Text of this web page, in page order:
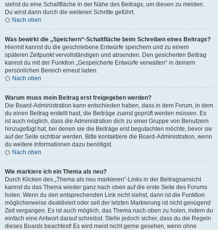
siehst du eine Schaltfläche in der Nähe des Beitrags, um diesen zu melden.
Du wirst dann durch die weiteren Schritte geführt.
Nach oben
Was bewirkt die „Speichern“-Schaltfläche beim Schreiben eines Beitrags?
Hiermit kannst du die geschriebene Entwürfe speichern und zu einem
späteren Zeitpunkt vervollständigen und absenden. Den gesicherten Beitrag
kannst du mit der Funktion „Gespeicherte Entwürfe verwalten“ in deinem
persönlichen Bereich erneut laden.
Nach oben
Warum muss mein Beitrag erst freigegeben werden?
Die Board-Administration kann entschieden haben, dass in dem Forum, in dem
du einen Beitrag erstellt hast, die Beiträge zuerst geprüft werden müssen. Es
ist auch möglich, dass die Administration dich zu einer Gruppe von Benutzern
hinzugefügt hat, bei denen sie die Beiträge erst begutachten möchte, bevor sie
auf der Seite sichtbar werden. Bitte kontaktiere die Board-Administration, wenn
du weitere Informationen dazu benötigst.
Nach oben
Wie markiere ich ein Thema als neu?
Durch Klicken des „Thema als neu markieren“-Links in der Beitragsansicht
kannst du das Thema wieder ganz nach oben auf die erste Seite des Forums
holen. Wenn du den entsprechenden Link nicht siehst, dann ist die Funktion
möglicherweise deaktiviert oder seit der letzten Markierung ist nicht genügend
Zeit vergangen. Es ist auch möglich, das Thema nach oben zu holen, indem du
einfach eine Antwort darauf schreibst. Stelle jedoch sicher, dass du die Regeln
dieses Boards beachtest! Es wird meist nicht gerne gesehen, wenn ohne